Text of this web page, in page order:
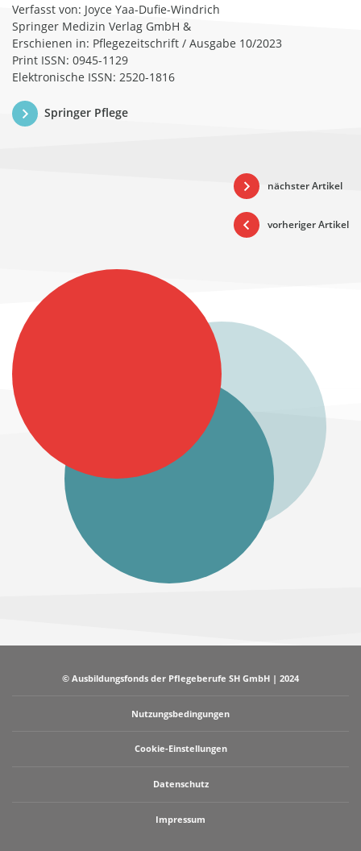
Verfasst von: Joyce Yaa-Dufie-Windrich
Springer Medizin Verlag GmbH &
Erschienen in: Pflegezeitschrift / Ausgabe 10/2023
Print ISSN: 0945-1129
Elektronische ISSN: 2520-1816
Springer Pflege
nächster Artikel
vorheriger Artikel
© Ausbildungsfonds der Pflegeberufe SH GmbH | 2024
Nutzungsbedingungen
Cookie-Einstellungen
Datenschutz
Impressum